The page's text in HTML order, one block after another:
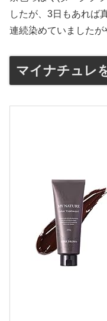
したが、3日もあれば
連続染めていましたが
マイナチュレ